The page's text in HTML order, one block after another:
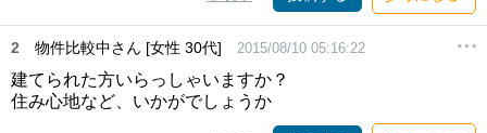
2 物件比較中さん [女性 30代] 2015/08/10 05:16:22
建てられた方いらっしゃいますか？
住み心地など、いかがでしょうか